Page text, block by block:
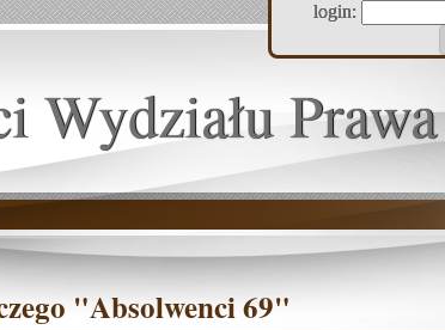
login:
Wydziału
"Absolwenci 69"